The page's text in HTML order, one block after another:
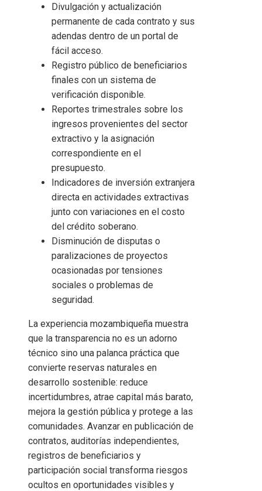
Divulgación y actualización
permanente de cada contrato y sus
adendas dentro de un portal de
fácil acceso.
Registro público de beneficiarios
finales con un sistema de
verificación disponible.
Reportes trimestrales sobre los
ingresos provenientes del sector
extractivo y la asignación
correspondiente en el
presupuesto.
Indicadores de inversión extranjera
directa en actividades extractivas
junto con variaciones en el costo
del crédito soberano.
Disminución de disputas o
paralizaciones de proyectos
ocasionadas por tensiones
sociales o problemas de
seguridad.
La experiencia mozambiqueña muestra
que la transparencia no es un adorno
técnico sino una palanca práctica que
convierte reservas naturales en
desarrollo sostenible: reduce
incertidumbres, atrae capital más barato,
mejora la gestión pública y protege a las
comunidades. Avanzar en publicación de
contratos, auditorías independientes,
registros de beneficiarios y
participación social transforma riesgos
ocultos en oportunidades visibles y